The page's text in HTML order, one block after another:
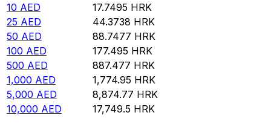
10 AED 17.7495 HRK
25 AED 44.3738 HRK
50 AED 88.7477 HRK
100 AED 177.495 HRK
500 AED 887.477 HRK
1,000 AED 1,774.95 HRK
5,000 AED 8,874.77 HRK
10,000 AED 17,749.5 HRK